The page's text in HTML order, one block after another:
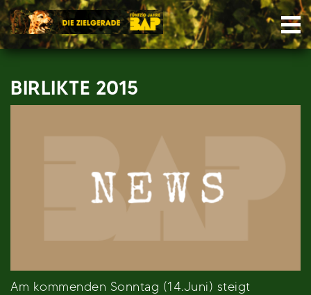
Skip
to
content
BIRLIKTE 2015
Am kommenden Sonntag (14.Juni) steigt